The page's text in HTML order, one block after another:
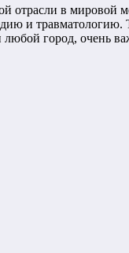
отрасли в
и травматологию.
город, очень